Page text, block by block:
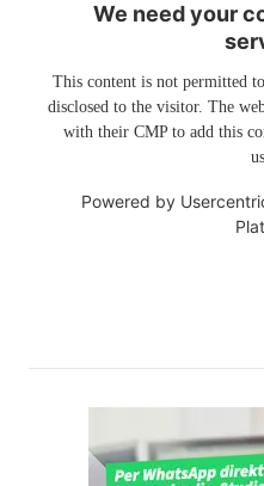
We need your
This content is not permitted
disclosed to the visitor. The
with their CMP to add this
Powered by